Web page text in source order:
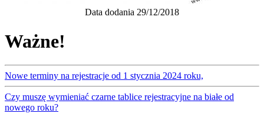
Data dodania 29/12/2018
Ważne!
Nowe terminy na rejestracje od 1 stycznia 2024 roku,
Czy muszę wymieniać czarne tablice rejestracyjne na białe od
nowego roku?